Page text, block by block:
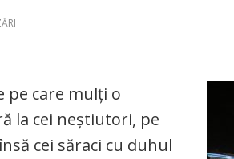
pe care mulți o
la cei neștiutori, pe
cei săraci cu duhul